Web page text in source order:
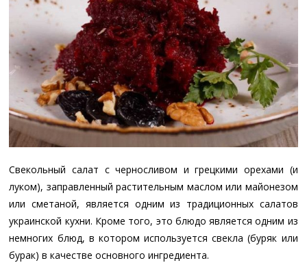
Свекольный салат с черносливом и грецкими орехами (и
луком), заправленный растительным маслом или майонезом
или сметаной, является одним из традиционных салатов
украинской кухни. Кроме того, это блюдо является одним из
немногих блюд, в котором используется свекла (буряк или
бурак) в качестве основного ингредиента.